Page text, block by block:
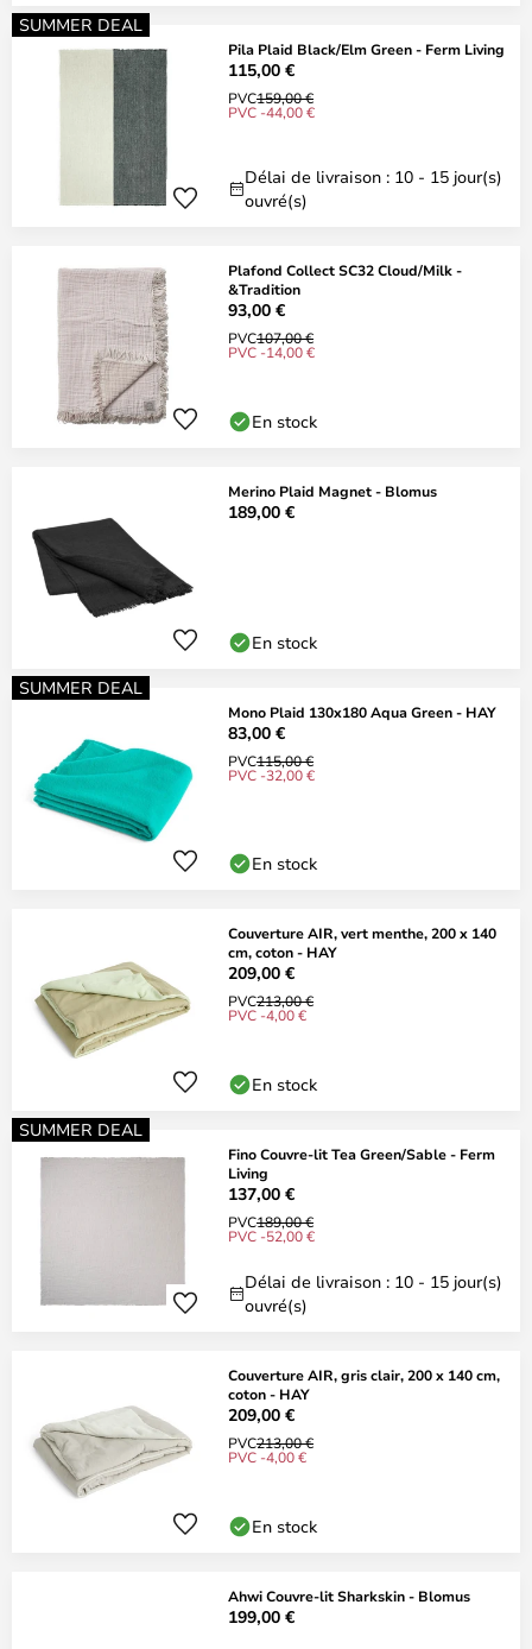
SUMMER DEAL
Pila Plaid Black/Elm Green - Ferm Living
115,00 €
PVC159,00 €
PVC -44,00 €
Délai de livraison : 10 - 15 jour(s)
ouvré(s)
Plafond Collect SC32 Cloud/Milk -
&Tradition
93,00 €
PVC107,00 €
PVC -14,00 €
En stock
Merino Plaid Magnet - Blomus
189,00 €
En stock
SUMMER DEAL
Mono Plaid 130x180 Aqua Green - HAY
83,00 €
PVC115,00 €
PVC -32,00 €
En stock
Couverture AIR, vert menthe, 200 x 140
cm, coton - HAY
209,00 €
PVC213,00 €
PVC -4,00 €
En stock
SUMMER DEAL
Fino Couvre-lit Tea Green/Sable - Ferm
Living
137,00 €
PVC189,00 €
PVC -52,00 €
Délai de livraison : 10 - 15 jour(s)
ouvré(s)
Couverture AIR, gris clair, 200 x 140 cm,
coton - HAY
209,00 €
PVC213,00 €
PVC -4,00 €
En stock
Ahwi Couvre-lit Sharkskin - Blomus
199,00 €